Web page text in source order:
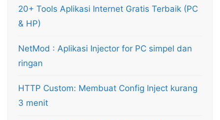
20+ Tools Aplikasi Internet Gratis Terbaik (PC
& HP)
NetMod : Aplikasi Injector for PC simpel dan
ringan
HTTP Custom: Membuat Config Inject kurang
3 menit